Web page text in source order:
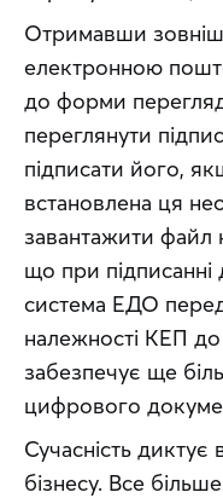
Отримавши
електронною
до форми
переглянути
підписати його,
встановлена ця
завантажити файл
що при
система ЕДО
належності КЕП до
забезпечує ще
цифрового
Сучасність диктує
бізнесу. Все